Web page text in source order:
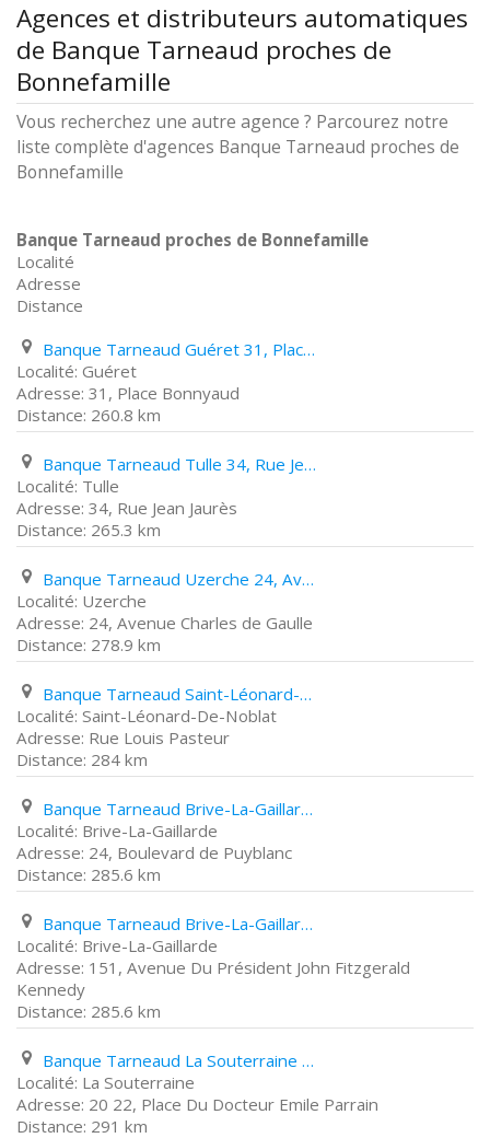
Agences et distributeurs automatiques
de Banque Tarneaud proches de
Bonnefamille
Vous recherchez une autre agence ? Parcourez notre
liste complète d'agences Banque Tarneaud proches de
Bonnefamille
Banque Tarneaud proches de Bonnefamille
Localité
Adresse
Distance
Banque Tarneaud Guéret 31, Place Bonnyaud
Guéret
31, Place Bonnyaud
260.8 km
Banque Tarneaud Tulle 34, Rue Jean Jaurès
Tulle
34, Rue Jean Jaurès
265.3 km
Banque Tarneaud Uzerche 24, Avenue Charles de Gaulle
Uzerche
24, Avenue Charles de Gaulle
278.9 km
Banque Tarneaud Saint-Léonard-De-Noblat Rue Louis Pasteur
Saint-Léonard-De-Noblat
Rue Louis Pasteur
284 km
Banque Tarneaud Brive-La-Gaillarde 24, Boulevard de Puyblanc
Brive-La-Gaillarde
24, Boulevard de Puyblanc
285.6 km
Banque Tarneaud Brive-La-Gaillarde 151, Avenue Du Président John Fitzgerald Kennedy
Brive-La-Gaillarde
151, Avenue Du Président John Fitzgerald
Kennedy
285.6 km
Banque Tarneaud La Souterraine 20 22, Place Du Docteur Emile Parrain
La Souterraine
20 22, Place Du Docteur Emile Parrain
291 km